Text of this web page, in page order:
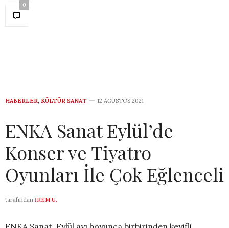
0
HABERLER, KÜLTÜR SANAT 12 AĞUSTOS 2021
ENKA Sanat Eylül’de
Konser ve Tiyatro
Oyunları İle Çok Eğlenceli
tarafından İREM U.